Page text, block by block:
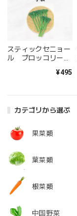
カテゴリから選ぶ
果菜類
葉菜類
根菜類
中国野菜
スティックセニョー
ル ブロッコリー種
¥495